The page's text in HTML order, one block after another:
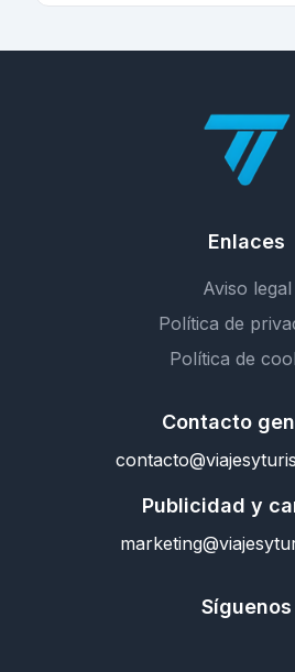
Enlaces
Aviso legal
Política de
Política de
Contacto
Publicidad y
Síguenos